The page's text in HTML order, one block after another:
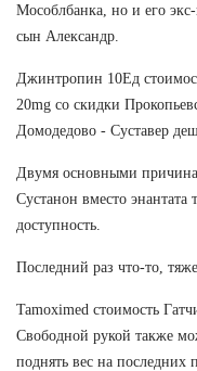
Мособлбанка, но и его
сын Александр.
Джинтропин 10Ед
20mg со скидки
Домодедово - Суставер
Двумя основными
Сустанон вместо энантата
доступность.
Последний раз что-то,
Tamoximed стоимость
Свободной рукой также
поднять вес на последних